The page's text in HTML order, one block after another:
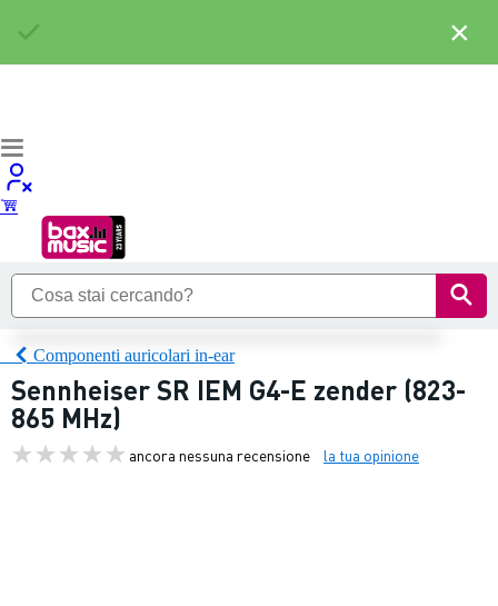
Componenti auricolari in-ear
Sennheiser SR IEM G4-E zender (823-
865 MHz)
ancora nessuna recensione la tua opinione
×